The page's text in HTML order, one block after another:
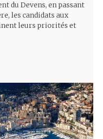
du Devens, en passant
les candidats aux
leurs priorités et